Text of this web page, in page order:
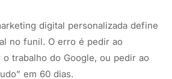
digital personalizada define
no funil. O erro é pedir ao
o trabalho do Google, ou pedir ao
em 60 dias.